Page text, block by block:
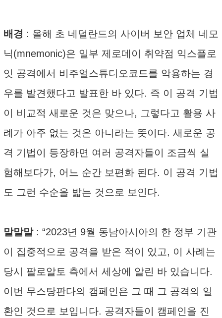
배경 : 올해 초 네덜란드의 사이버 보안 업체 네모
닉(mnemonic)은 일부 제로데이 취약점 익스플로
잇 공격에서 비주얼스튜디오코드를 악용하는 경
우를 발견했다고 발표한 바 있다. 즉 이 공격 기법
이 비교적 새로운 것은 맞으나, 그렇다고 활용 사
례가 아주 없는 것은 아니라는 뜻이다. 새로운 공
격 기법이 등장하면 여러 공격자들이 조금씩 실
험해보다가, 어느 순간 보편화 된다. 이 공격 기법
도 그런 수순을 밟는 것으로 보인다.
말말말: “2023년 9월 동남아시아의 한 정부 기관
이 집중적으로 공격을 받은 적이 있고, 이 사례는
당시 팔로알토 측에서 세상에 알린 바 있습니다.
이번 무스탕판다의 캠페인은 그 때 그 공격의 일
환인 것으로 보입니다. 공격자들이 캠페인을 진